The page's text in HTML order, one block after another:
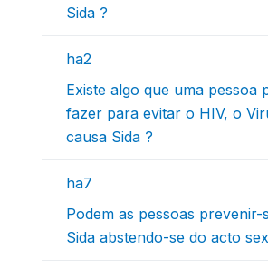
Sida ?
ha2
Existe algo que uma pessoa
fazer para evitar o HIV, o
causa Sida ?
ha7
Podem as pessoas prevenir-
Sida abstendo-se do acto